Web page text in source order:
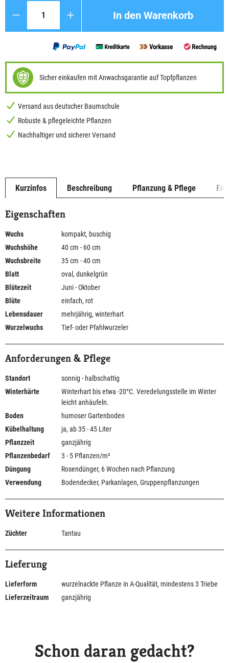
In den Warenkorb
Sicher einkaufen mit Anwachsgarantie auf Topfpflanzen
Versand aus deutscher Baumschule
Robuste & pflegeleichte Pflanzen
Nachhaltiger und sicherer Versand
Kurzinfos Beschreibung Pflanzung & Pflege
Eigenschaften
Wuchs
kompakt, buschig
Wuchshöhe
40 cm - 60 cm
Wuchsbreite
35 cm - 40 cm
Blatt
oval, dunkelgrün
Blütezeit
Juni - Oktober
Blüte
einfach, rot
Lebensdauer
mehrjährig, winterhart
Wurzelwuchs
Tief- oder Pfahlwurzeler
Anforderungen & Pflege
Standort
sonnig - halbschattig
Winterhärte
Winterhart bis etwa -20°C. Veredelungsstelle im Winter
leicht anhäufeln.
Boden
humoser Gartenboden
Kübelhaltung
ja, ab 35 - 45 Liter
Pflanzzeit
ganzjährig
Pflanzenbedarf
3 - 5 Pflanzen/m²
Düngung
Rosendünger, 6 Wochen nach Pflanzung
Verwendung
Bodendecker, Parkanlagen, Gruppenpflanzungen
Weitere Informationen
Züchter Tantau
Lieferung
Lieferform
wurzelnackte Pflanze in A-Qualität, mindestens 3 Triebe
Lieferzeitraum
ganzjährig
Schon daran gedacht?